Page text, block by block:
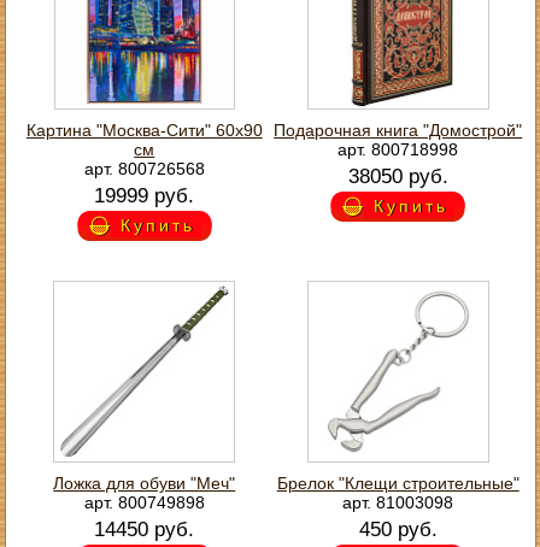
Картина "Москва-Сити" 60х90
см
арт. 800726568
19999 руб.
Купить
Подарочная книга "Домострой"
арт. 800718998
38050 руб.
Купить
Ложка для обуви "Меч"
арт. 800749898
14450 руб.
Брелок "Клещи строительные"
арт. 81003098
450 руб.